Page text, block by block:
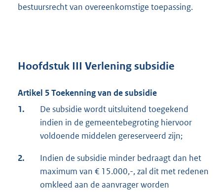
bestuursrecht van overeenkomstige toepassing.
Hoofdstuk III Verlening subsidie
Artikel 5 Toekenning van de subsidie
1.
De subsidie wordt uitsluitend toegekend
indien in de gemeentebegroting hiervoor
voldoende middelen gereserveerd zijn;
2.
Indien de subsidie minder bedraagt dan het
maximum van € 15.000,-, zal dit met redenen
omkleed aan de aanvrager worden